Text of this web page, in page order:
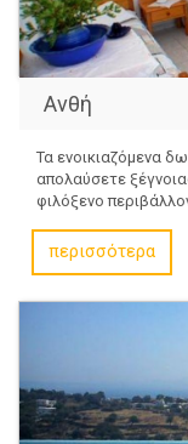
Ανθή
Τα ενοικιαζόμενα
απολαύσετε
φιλόξενο
περισσότερα